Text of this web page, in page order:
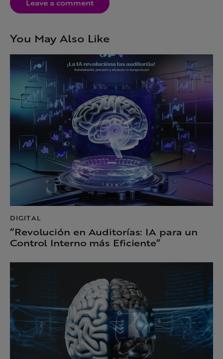
You May Also Like
DIGITAL
“Revolución en Auditorías: IA para un
Control Interno más Eficiente”